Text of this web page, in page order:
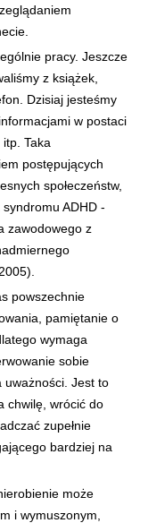
pracy. Jeszcze
z książek,
Dzisiaj jesteśmy
w postaci
Taka
postępujących
społeczeństw,
ADHD -
zawodowego z
powszechnie
pamiętanie o
wymaga
sobie
uważności. Jest to
chwilę, wrócić do
zupełnie
bardziej na
może
i wymuszonym,